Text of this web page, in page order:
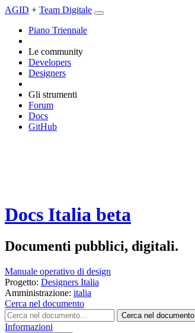
AGID + Team Digitale
Piano Triennale
Le community
Developers
Designers
Gli strumenti
Forum
Docs
GitHub
Docs Italia beta
Documenti pubblici, digitali.
Manuale operativo di design
Progetto: Designers Italia
Amministrazione: italia
Cerca nel documento
Cerca nel documento
Informazioni